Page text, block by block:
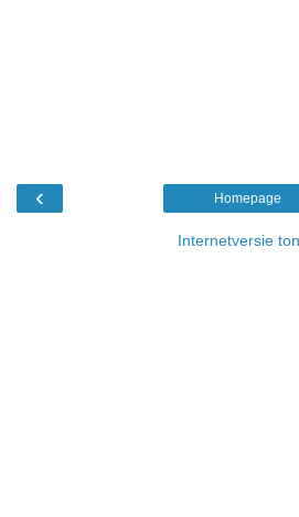
‹ Homepage
Internetversie